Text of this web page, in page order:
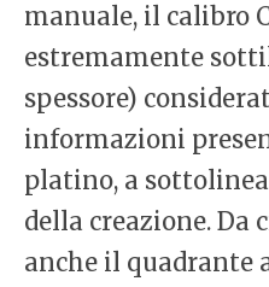
manuale, il calibro
estremamente
spessore)
informazioni
platino, a
della creazione. Da
anche il quadrante